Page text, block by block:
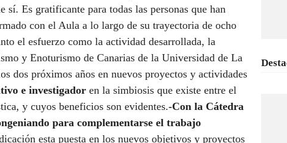
sí. Es gratificante para todas las personas que han
con el Aula a lo largo de su trayectoria de ocho
el esfuerzo como la actividad desarrollada, la
y Enoturismo de Canarias de la Universidad de La
dos próximos años en nuevos proyectos y actividades
e investigador en la simbiosis que existe entre el
y cuyos beneficios son evidentes.-Con la Cátedra
para complementarse el trabajo
esta puesta en los nuevos objetivos y proyectos